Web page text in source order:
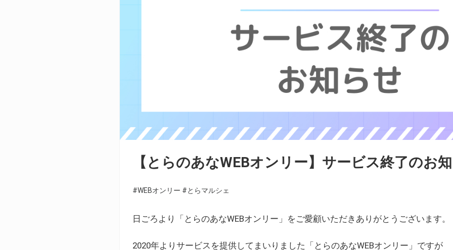
【とらのあなWEBオンリー】サービス終了のお
#WEBオンリー #とらマルシェ
日ごろより「とらのあなWEBオンリー」をご愛顧いただきありがとうございます。
2020年よりサービスを提供してまいりました「とらのあなWEBオンリー」ですが